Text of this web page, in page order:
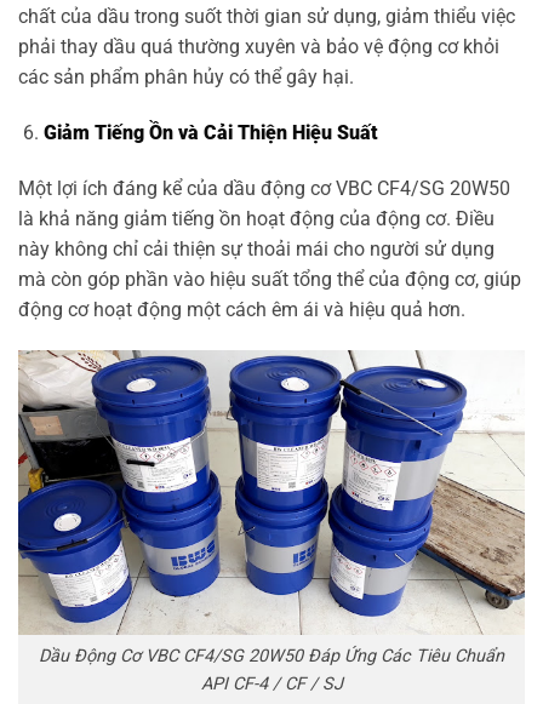
chất của dầu trong suốt thời gian sử dụng, giảm thiểu việc
phải thay dầu quá thường xuyên và bảo vệ động cơ khỏi
các sản phẩm phân hủy có thể gây hại.
Giảm Tiếng Ồn và Cải Thiện Hiệu Suất
Một lợi ích đáng kể của dầu động cơ VBC CF4/SG 20W50
là khả năng giảm tiếng ồn hoạt động của động cơ. Điều
này không chỉ cải thiện sự thoải mái cho người sử dụng
mà còn góp phần vào hiệu suất tổng thể của động cơ, giúp
động cơ hoạt động một cách êm ái và hiệu quả hơn.
Dầu Động Cơ VBC CF4/SG 20W50 Đáp Ứng Các Tiêu Chuẩn
API CF-4 / CF / SJ